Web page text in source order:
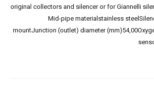
original collectors and silencer or for Giannelli
Mid-pipe materialstainless
mountJunction (outlet) diameter